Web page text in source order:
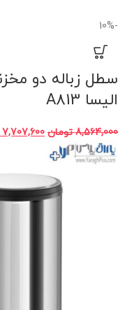
-10%
الیسا A813
8,564,000 تومان 7,707,600